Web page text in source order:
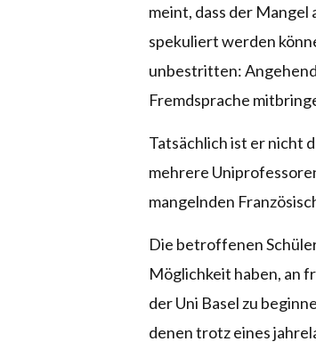
meint, dass der Mangel
spekuliert werden
unbestritten:
Fremdsprache
Tatsächlich ist er nicht
mehrere
mangelnden
Die betroffenen
Möglichkeit haben, an
der Uni Basel zu
denen trotz eines